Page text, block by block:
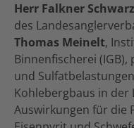
Herr Falkner Schwarz
des
Thomas Meinelt,
Binnenfischerei
und
Kohlebergbaus in der
Auswirkungen für die